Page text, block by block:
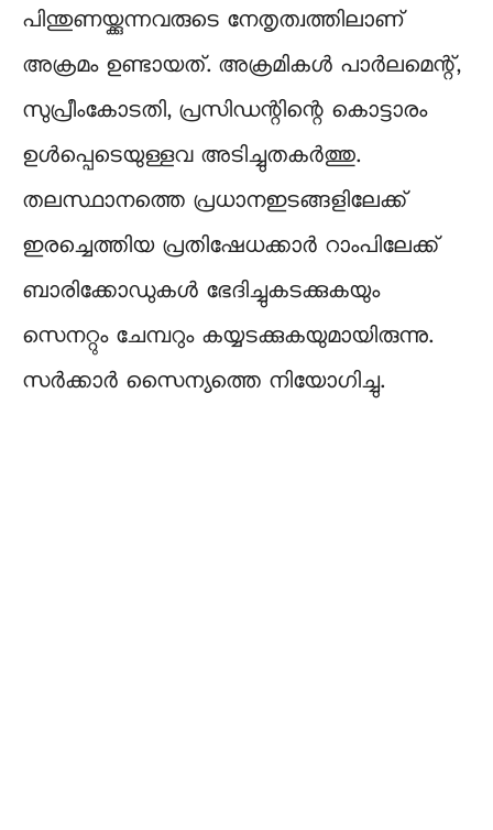
പിന്തുണയ്ക്കുന്നവരുടെ നേതൃത്വത്തിലാണ്
അക്രമം ഉണ്ടായത്. അക്രമികൾ പാർലമെന്റ്,
സുപ്രീംകോടതി, പ്രസിഡന്റിന്റെ കൊട്ടാരം
ഉൾപ്പെടെയുള്ളവ അടിച്ചുതകർത്തു.
തലസ്ഥാനത്തെ പ്രധാനഇടങ്ങളിലേക്ക്
ഇരച്ചെത്തിയ പ്രതിഷേധക്കാർ റാംപിലേക്ക്
ബാരിക്കോഡുകൾ ഭേദിച്ചുകടക്കുകയും
സെനറ്റും ചേമ്പറും കയ്യടക്കുകയുമായിരുന്നു.
സർക്കാർ സൈന്യത്തെ നിയോഗിച്ചു.